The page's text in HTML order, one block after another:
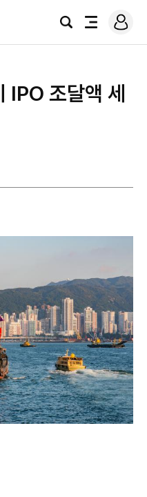
검
전
로
그
조달액 세